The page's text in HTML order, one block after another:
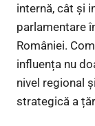
internă, cât și
parlamentare
României.
influența nu
nivel regional
strategică a